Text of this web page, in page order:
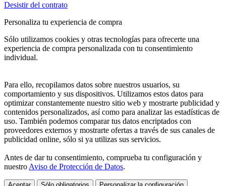
Desistir del contrato
Personaliza tu experiencia de compra
Sólo utilizamos cookies y otras tecnologías para ofrecerte una
experiencia de compra personalizada con tu consentimiento
individual.
Para ello, recopilamos datos sobre nuestros usuarios, su
comportamiento y sus dispositivos. Utilizamos estos datos para
optimizar constantemente nuestro sitio web y mostrarte publicidad y
contenidos personalizados, así como para analizar las estadísticas de
uso. También podemos comparar tus datos encriptados con
proveedores externos y mostrarte ofertas a través de sus canales de
publicidad online, sólo si ya utilizas sus servicios.
Antes de dar tu consentimiento, comprueba tu configuración y
nuestroAviso de Protección de Datos.